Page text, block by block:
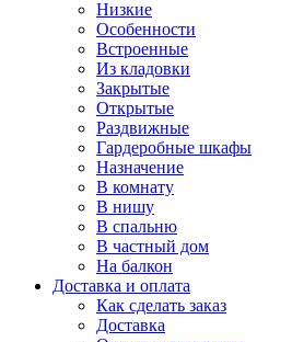
Низкие
Особенности
Встроенные
Из кладовки
Закрытые
Открытые
Раздвижные
Гардеробные шкафы
Назначение
В комнату
В нишу
В спальню
В частный дом
На балкон
Доставка и оплата
Как сделать заказ
Доставка